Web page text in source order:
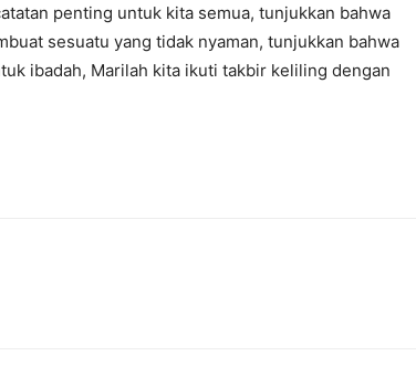
penting untuk kita semua, tunjukkan bahwa
sesuatu yang tidak nyaman, tunjukkan bahwa
ibadah, Marilah kita ikuti takbir keliling dengan